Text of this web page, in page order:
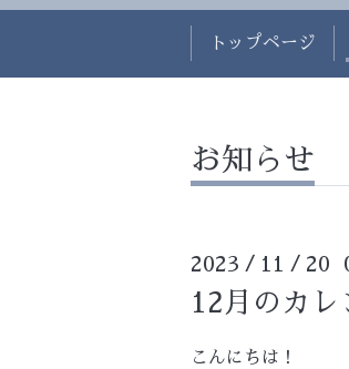
トップページ
お知らせ
2023 / 11 / 20
12月のカレ
こんにちは！